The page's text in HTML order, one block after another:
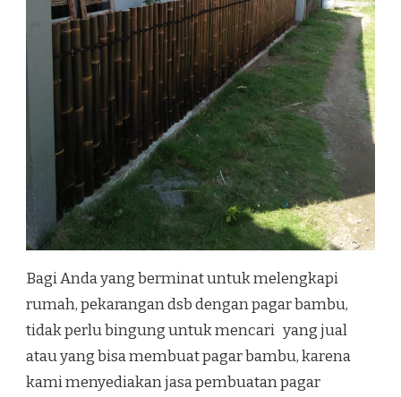
Bagi Anda yang berminat untuk melengkapi
rumah, pekarangan dsb dengan pagar bambu,
tidak perlu bingung untuk mencari yang jual
atau yang bisa membuat pagar bambu, karena
kami menyediakan jasa pembuatan pagar